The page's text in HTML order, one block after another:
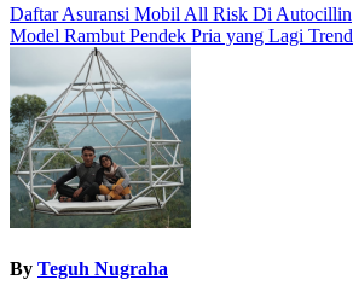
Post
navigation
Daftar Asuransi Mobil All Risk Di Autocillin
Model Rambut Pendek Pria yang Lagi Trend
By Teguh Nugraha